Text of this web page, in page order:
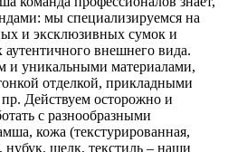
мы специализируемся на
и эксклюзивных сумок и
внешнего вида.
и уникальными материалами,
отделкой, прикладными
Действуем осторожно и
с разнообразными
кожа (текстурированная,
нубук, шелк, текстиль – наши